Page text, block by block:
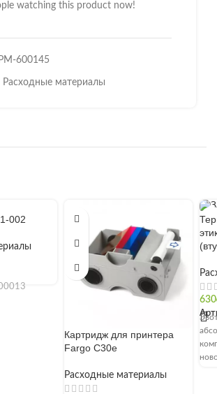
watching this product now!
600145
Расходные материалы
002
Картридж для принтера
Fargo C30e
Расходные материалы
630